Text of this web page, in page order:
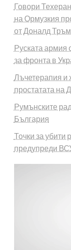
Говори
на Ормузкия
от Доналд
Руската армия
за фронта в
Лъчетерапия и
простатата на
Румънските
България
Точки за убити
предупреди